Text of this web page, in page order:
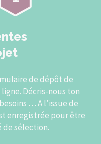
de dépôt de
Décris-nous ton
… A l’issue de
enregistrée pour être
de sélection.